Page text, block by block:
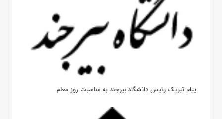
پیام تبریک رئیس دانشگاه بیرجند به مناسبت روز معلم